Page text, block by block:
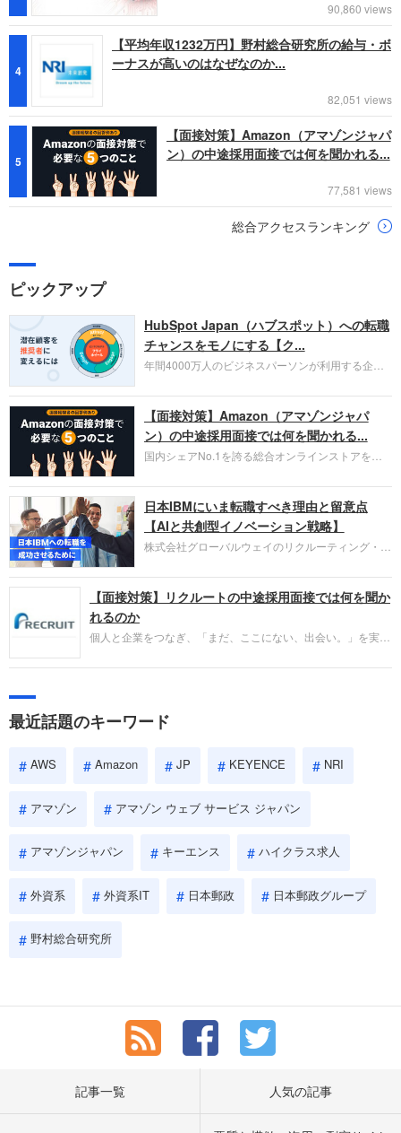
90,860 views
4
【平均年収1232万円】野村総合研究所の給与・ボ
ーナスが高いのはなぜなのか...
82,051 views
5
【面接対策】Amazon（アマゾンジャパ
ン）の中途採用面接では何を聞かれる...
77,581 views
総合アクセスランキング
ピックアップ
HubSpot Japan（ハブスポット）への転職
チャンスをモノにする【ク...
年間4000万人のビジネスパーソンが利用する企業
お勧めするイチオシ企業をご紹介します。今回はク
ラウド型CRMプラットフォームを提供する
HubSpot Japan（ハブスポット・ジャパン）株式会
社です。採用面接対策の企業研究にご活用くださ
い。
【面接対策】Amazon（アマゾンジャパ
ン）の中途採用面接では何を聞かれる...
国内シェアNo.1を誇る総合オンラインストアを運
圧倒的な存在感を持つAmazon。中途採用面接では
過去の具体的な業務成果やリーダーシップの発揮、
失敗からの学びが重視され、人間性やカルチャーフ
ィットも評価対象となり、長期的に成長できる仲間
であるかを多角的に審査されます。
日本IBMにいま転職すべき理由と留意点
【AIと共創型イノベーション戦略】
株式会社グローバルウェイのリクルーティング・パ
パーソンが利用する企業口コミサイト「キャリコ
ネ」の転職エージェントがお勧めするイチオシ企業
IBMです。採用面接対策の企業研究にご活用くださ
い。
【面接対策】リクルートの中途採用面接では何を聞か
れるのか
個人と企業をつなぎ、「まだ、ここにない、出会い。」を実現
やこれまでの成果を具体的に問われるほか、「人間性」も評価
しょう。
最近話題のキーワード
AWS Amazon JP KEYENCE NRI
アマゾン アマゾン ウェブ サービス ジャパン
アマゾンジャパン キーエンス ハイクラス求人
外資系 外資系IT 日本郵政 日本郵政グループ
野村総合研究所
記事一覧 人気の記事